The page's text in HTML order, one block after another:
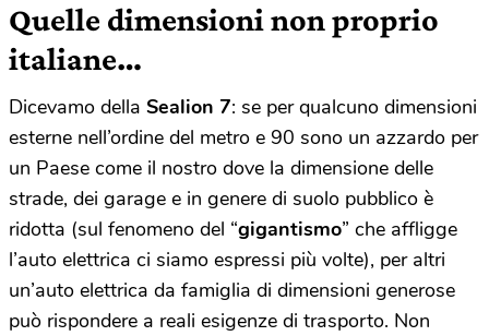
Quelle dimensioni non proprio
italiane…
Dicevamo della Sealion 7: se per qualcuno dimensioni
esterne nell’ordine del metro e 90 sono un azzardo per
un Paese come il nostro dove la dimensione delle
strade, dei garage e in genere di suolo pubblico è
ridotta (sul fenomeno del “gigantismo” che affligge
l’auto elettrica ci siamo espressi più volte), per altri
un’auto elettrica da famiglia di dimensioni generose
può rispondere a reali esigenze di trasporto. Non